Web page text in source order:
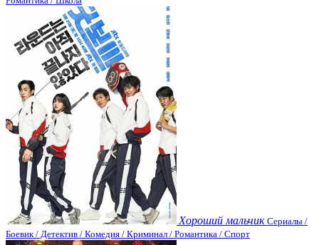
Хороший мальчик Сериалы /
Боевик / Детектив / Комедия / Криминал / Романтика / Спорт